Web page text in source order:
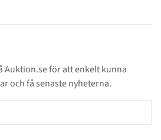
Auktion.se för att enkelt kunna
och få senaste nyheterna.